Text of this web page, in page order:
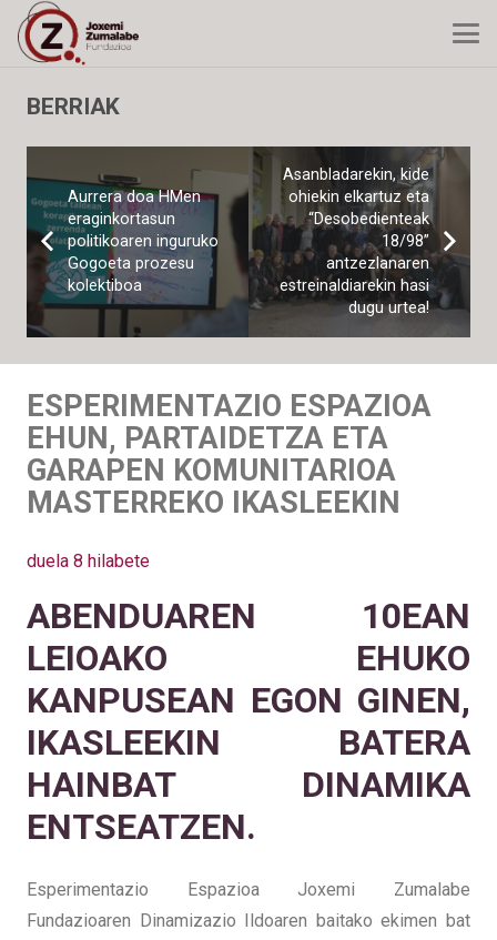
BERRIAK
Aurrera doa HMen
eraginkortasun
politikoaren inguruko
Gogoeta prozesu
kolektiboa
Asanbladarekin, kide
ohiekin elkartuz eta
“Desobedienteak
18/98”
antzezlanaren
estreinaldiarekin hasi
dugu urtea!
ESPERIMENTAZIO ESPAZIOA
EHUN, PARTAIDETZA ETA
GARAPEN KOMUNITARIOA
MASTERREKO IKASLEEKIN
duela 8 hilabete
ABENDUAREN 10EAN
LEIOAKO EHUKO
KANPUSEAN EGON GINEN,
IKASLEEKIN BATERA
HAINBAT DINAMIKA
ENTSEATZEN.
Esperimentazio Espazioa Joxemi Zumalabe
Fundazioaren Dinamizazio Ildoaren baitako ekimen bat